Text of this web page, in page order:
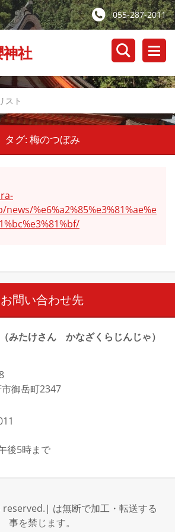
055-287-2011
社
スト
タグ: 梅のつぼみ
%e6%a2%85%e3%81%ae%e
お問い合わせ先
みたけさん かなざくらじんじゃ）
御岳町2347
後5時まで
は無断で加工・転送する
事を禁じます。